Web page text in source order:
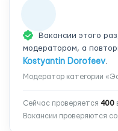
Вакансии этого
модератором, а
Kostyantin Dorofeev.
Модератор категории
Сейчас проверяется 400
Вакансии проверяются